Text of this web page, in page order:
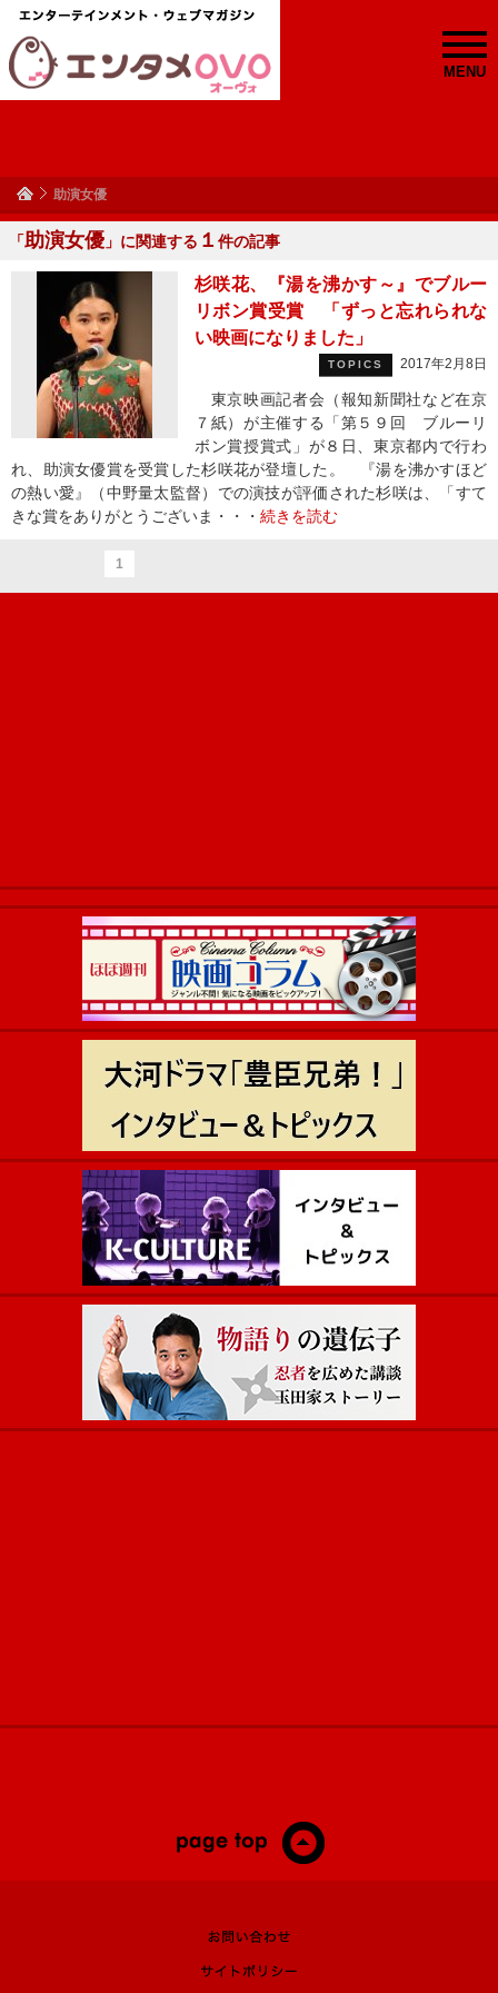
MENU
助演女優
「助演女優 」に関連する １ 件の記事
杉咲花、『湯を沸かす～』でブルー
リボン賞受賞 「ずっと忘れられな
い映画になりました」
TOPICS 2017年2月8日
東京映画記者会（報知新聞社など在京
７紙）が主催する「第５９回 ブルーリ
ボン賞授賞式」が８日、東京都内で行わ
れ、助演女優賞を受賞した杉咲花が登壇した。 『湯を沸かすほど
の熱い愛』（中野量太監督）での演技が評価された杉咲は、「すて
きな賞をありがとうございま・・・ 続きを読む
1